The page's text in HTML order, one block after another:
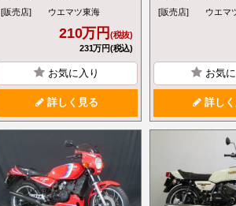
[販売店]
ウエマツ東海
210万円 (税抜)
231万円(税込)
お気に入り
詳しく見る
[販売店]
ウエマ
お気
詳し